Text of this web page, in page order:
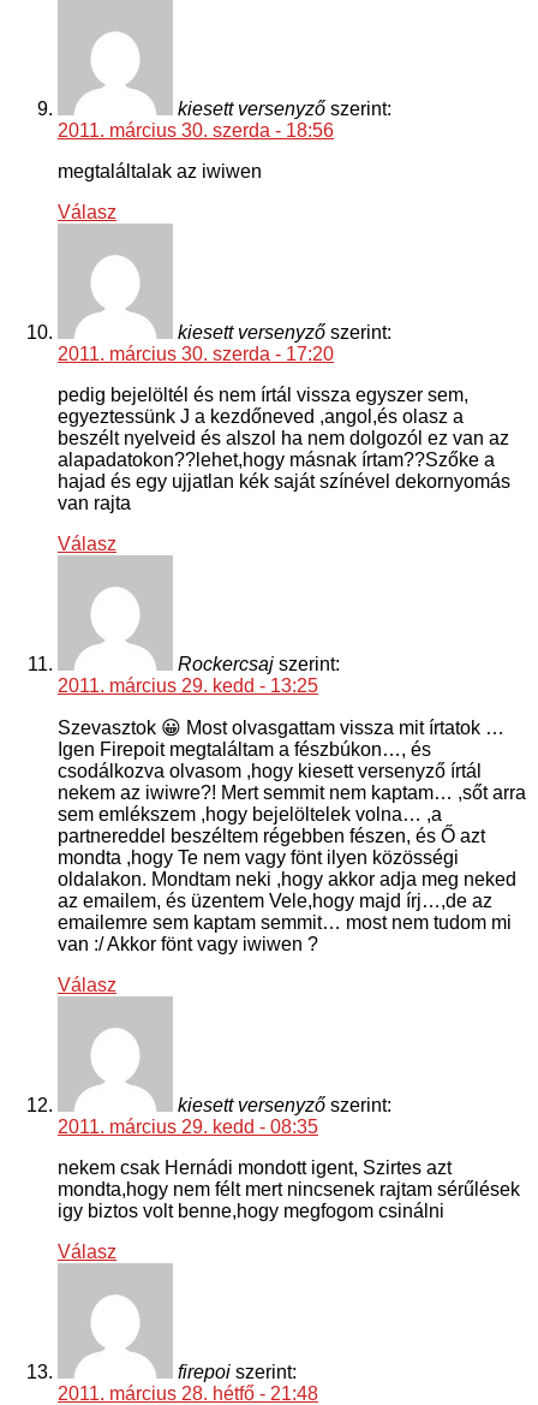
kiesett versenyző szerint:
2011. március 30. szerda - 18:56
megtaláltalak az iwiwen
Válasz
kiesett versenyző szerint:
2011. március 30. szerda - 17:20
pedig bejelöltél és nem írtál vissza egyszer sem,
egyeztessünk J a kezdőneved ,angol,és olasz a
beszélt nyelveid és alszol ha nem dolgozól ez van az
alapadatokon??lehet,hogy másnak írtam??Szőke a
hajad és egy ujjatlan kék saját színével dekornyomás
van rajta
Válasz
Rockercsaj szerint:
2011. március 29. kedd - 13:25
Szevasztok 😀 Most olvasgattam vissza mit írtatok …
Igen Firepoit megtaláltam a fészbúkon…, és
csodálkozva olvasom ,hogy kiesett versenyző írtál
nekem az iwiwre?! Mert semmit nem kaptam… ,sőt arra
sem emlékszem ,hogy bejelöltelek volna… ,a
partnereddel beszéltem régebben fészen, és Ő azt
mondta ,hogy Te nem vagy fönt ilyen közösségi
oldalakon. Mondtam neki ,hogy akkor adja meg neked
az emailem, és üzentem Vele,hogy majd írj…,de az
emailemre sem kaptam semmit… most nem tudom mi
van :/ Akkor fönt vagy iwiwen ?
Válasz
kiesett versenyző szerint:
2011. március 29. kedd - 08:35
nekem csak Hernádi mondott igent, Szirtes azt
mondta,hogy nem félt mert nincsenek rajtam sérűlések
igy biztos volt benne,hogy megfogom csinálni
Válasz
firepoi szerint:
2011. március 28. hétfő - 21:48